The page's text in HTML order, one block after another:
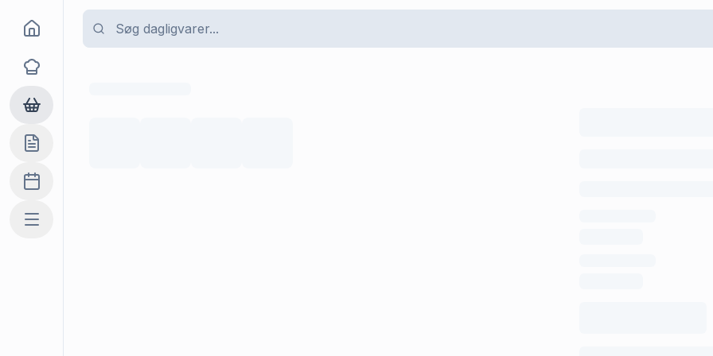
Goma
Opskrifter
Dagligvarer
Indkøbslisten
Madplan
Mere